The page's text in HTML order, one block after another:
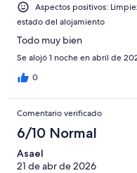
Aspectos positivos:
estado del alojamiento
Todo muy bien
Se alojó 1 noche en abril de
0
Comentario verificado
6/10 Normal
Asael
21 de abr de 2026